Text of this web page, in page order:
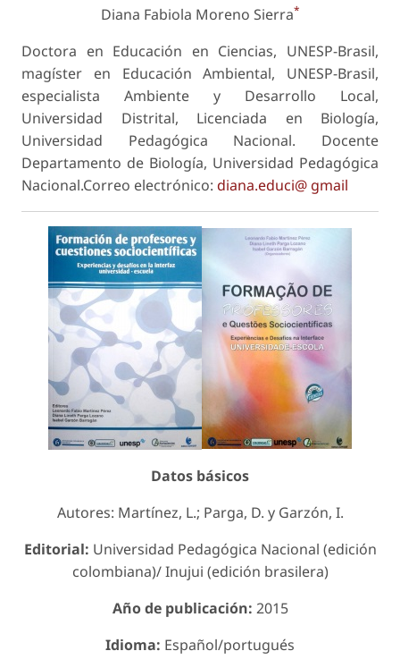
Diana Fabiola Moreno Sierra*
Doctora en Educación en Ciencias, UNESP-Brasil,
magíster en Educación Ambiental, UNESP-Brasil,
especialista Ambiente y Desarrollo Local,
Universidad Distrital, Licenciada en Biología,
Universidad Pedagógica Nacional. Docente
Departamento de Biología, Universidad Pedagógica
Nacional.Correo electrónico: diana.educi@ gmail
Datos básicos
Autores: Martínez, L.; Parga, D. y Garzón, I.
Editorial: Universidad Pedagógica Nacional (edición
colombiana)/ Inujui (edición brasilera)
Año de publicación: 2015
Idioma: Español/portugués